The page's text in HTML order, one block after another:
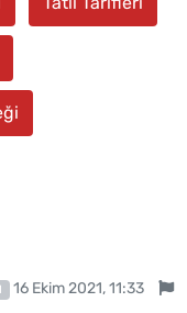
16 Ekim 2021, 11:33